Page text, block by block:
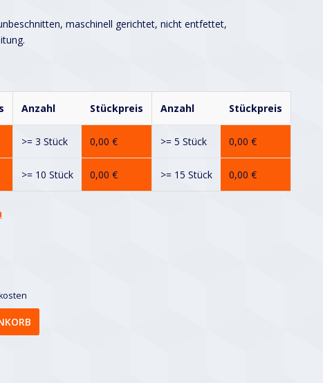
maschinell gerichtet, nicht entfettet,
Anzahl Stückpreis Anzahl Stückpreis
>= 3 Stück 0,00 € >= 5 Stück 0,00 €
>= 10 Stück 0,00 € >= 15 Stück 0,00 €